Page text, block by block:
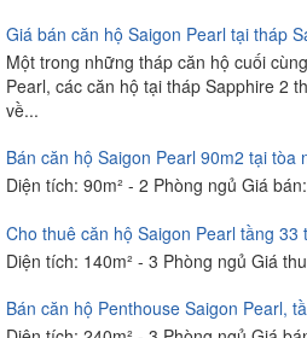
Giá bán căn hộ Saigon Pearl tại tháp
Một trong những tháp căn hộ cuối
Pearl, các căn hộ tại tháp Sapphire 2
về...
Bán căn hộ Saigon Pearl 90m2 tại tòa
Diện tích: 90m² - 2 Phòng ngủ Giá
Cho thuê căn hộ Saigon Pearl tầng
Diện tích: 140m² - 3 Phòng ngủ Giá
Bán căn hộ Penthouse Saigon Pearl,